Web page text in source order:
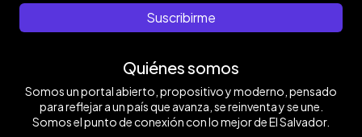
Suscribirme
Quiénes somos
Somos un portal abierto, propositivo y moderno, pensado
para reflejar a un país que avanza, se reinventa y se une.
Somos el punto de conexión con lo mejor de El Salvador.